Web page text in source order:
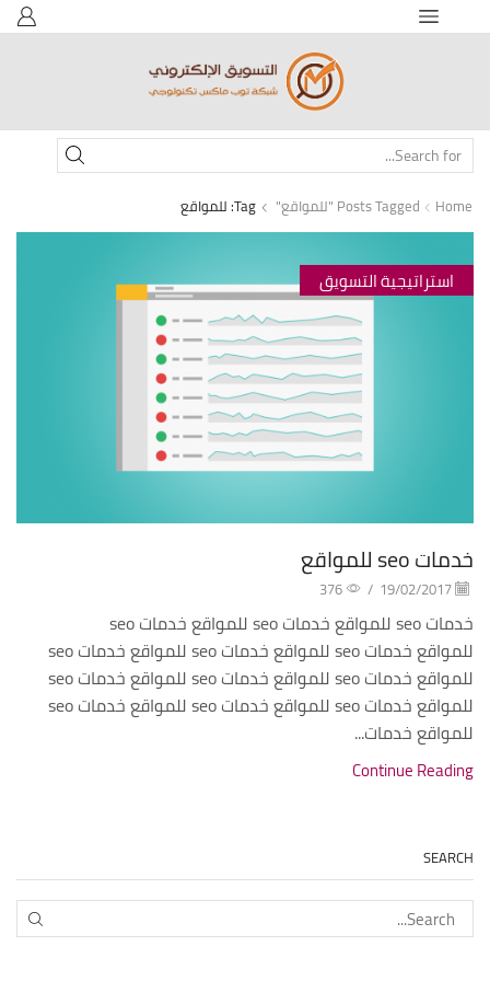
Home Posts Tagged "للمواقع" Tag: للمواقع
استراتيجية التسويق
خدمات seo للمواقع
/
376
خدمات seo للمواقع خدمات seo للمواقع خدمات seo
للمواقع خدمات seo للمواقع خدمات seo للمواقع خدمات seo
للمواقع خدمات seo للمواقع خدمات seo للمواقع خدمات seo
للمواقع خدمات seo للمواقع خدمات seo للمواقع خدمات seo
للمواقع خدمات...
Continue Reading
SEARCH